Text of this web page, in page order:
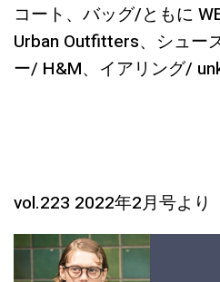
コート、バッグ/ともに
Urban Outfitters、シュー
ー/ H&M、イアリング/
vol.223 2022年2月号より